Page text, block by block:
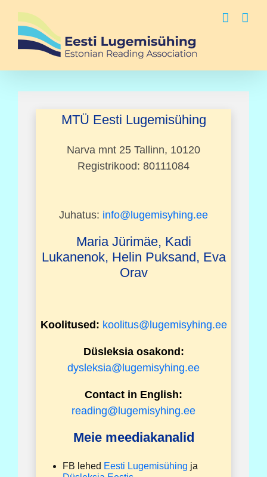
content
MTÜ Eesti Lugemisühing
Narva mnt 25 Tallinn, 10120
Registrikood: 80111084
Juhatus: info@lugemisyhing.ee
Maria Jürimäe, Kadi
Lukanenok, Helin Puksand, Eva
Orav
Koolitused : koolitus@lugemisyhing.ee
Düsleksia osakond :
dysleksia@lugemisyhing.ee
Contact in English:
reading@lugemisyhing.ee
Meie meediakanalid
FB lehed Eesti Lugemisühing ja